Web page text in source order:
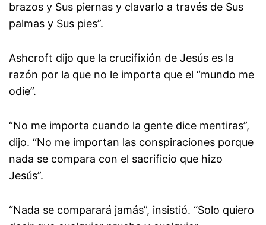
brazos y Sus piernas y clavarlo a través de Sus
palmas y Sus pies”.
Ashcroft dijo que la crucifixión de Jesús es la
razón por la que no le importa que el “mundo me
odie”.
“No me importa cuando la gente dice mentiras”,
dijo. “No me importan las conspiraciones porque
nada se compara con el sacrificio que hizo
Jesús”.
“Nada se comparará jamás”, insistió. “Solo quiero